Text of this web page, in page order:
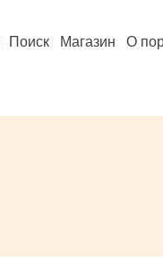
Поиск Магазин О